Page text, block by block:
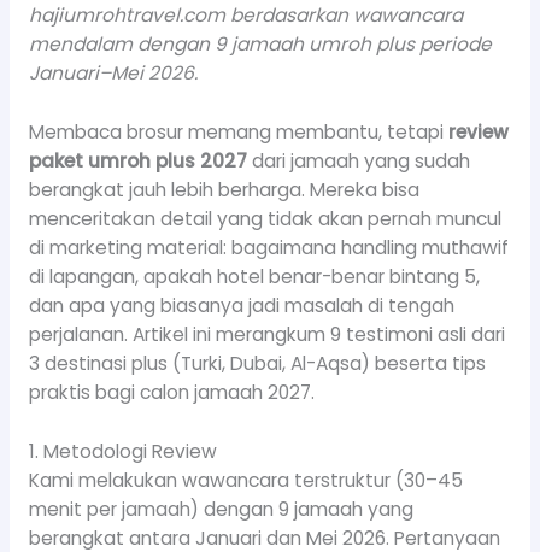
hajiumrohtravel.com berdasarkan wawancara
mendalam dengan 9 jamaah umroh plus periode
Januari–Mei 2026.
Membaca brosur memang membantu, tetapi review
paket umroh plus 2027dari jamaah yang sudah
berangkat jauh lebih berharga. Mereka bisa
menceritakan detail yang tidak akan pernah muncul
di marketing material: bagaimana handling muthawif
di lapangan, apakah hotel benar-benar bintang 5,
dan apa yang biasanya jadi masalah di tengah
perjalanan. Artikel ini merangkum 9 testimoni asli dari
3 destinasi plus (Turki, Dubai, Al-Aqsa) beserta tips
praktis bagi calon jamaah 2027.
1. Metodologi Review
Kami melakukan wawancara terstruktur (30–45
menit per jamaah) dengan 9 jamaah yang
berangkat antara Januari dan Mei 2026. Pertanyaan